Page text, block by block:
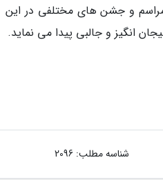
و جشن های مختلفی در این
انگیز و جالبی پیدا می نماید.
شناسه مطلب: 2096